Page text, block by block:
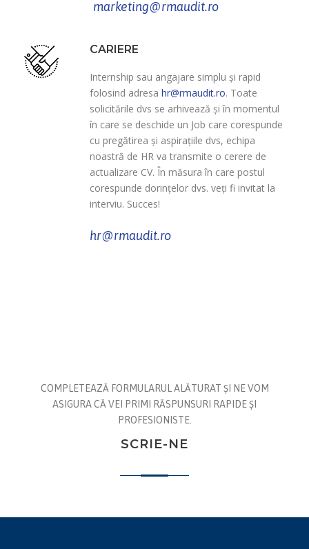
marketing@rmaudit.ro
CARIERE
Internship sau angajare simplu și rapid
folosind adresa hr@rmaudit.ro. Toate
solicitările dvs se arhivează și în momentul
în care se deschide un Job care corespunde
cu pregătirea și aspirațiile dvs, echipa
noastră de HR va transmite o cerere de
actualizare CV. În măsura în care postul
corespunde dorințelor dvs. veți fi invitat la
interviu. Succes!
hr@rmaudit.ro
COMPLETEAZĂ FORMULARUL ALĂTURAT ȘI NE VOM
ASIGURA CĂ VEI PRIMI RĂSPUNSURI RAPIDE ȘI
PROFESIONISTE.
SCRIE-NE